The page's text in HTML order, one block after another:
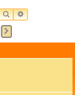
SUCHEERWEITERTE